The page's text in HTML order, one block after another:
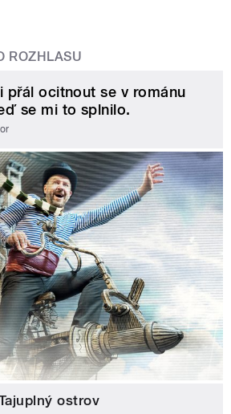
ROZHLASU
přál ocitnout se v románu
se mi to splnilo.
ostrov